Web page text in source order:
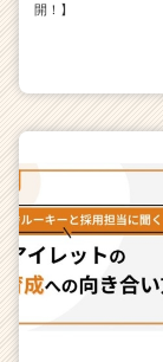
開！】